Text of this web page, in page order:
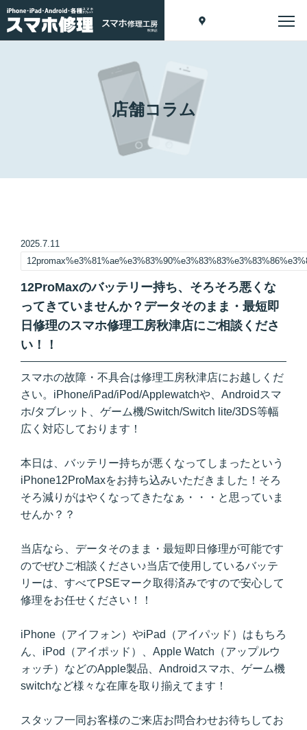
店舗コラム
2025.7.11
12ProMaxのバッテリー持ち、そろそろ悪くな
ってきていませんか？データそのまま・最短即
日修理のスマホ修理工房秋津店にご相談くださ
い！！
スマホの故障・不具合は修理工房秋津店にお越しくだ
さい。iPhone/iPad/iPod/Applewatchや、Androidスマ
ホ/タブレット、ゲーム機/Switch/Switch lite/3DS等幅
広く対応しております！
本日は、バッテリー持ちが悪くなってしまったという
iPhone12ProMaxをお持ち込みいただきました！そろ
そろ減りがはやくなってきたなぁ・・・と思っていま
せんか？？
当店なら、データそのまま・最短即日修理が可能です
のでぜひご相談ください♪当店で使用しているバッテ
リーは、すべてPSEマーク取得済みですので安心して
修理をお任せください！！
iPhone（アイフォン）やiPad（アイパッド）はもちろ
ん、iPod（アイポッド）、Apple Watch（アップルウ
ォッチ）などのApple製品、Androidスマホ、ゲーム機
switchなど様々な在庫を取り揃えてます！
スタッフ一同お客様のご来店お問合わせお待ちしてお